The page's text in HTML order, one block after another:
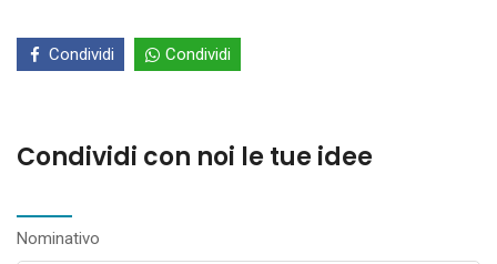
Condividi Condividi
Condividi con noi le tue idee
Nominativo